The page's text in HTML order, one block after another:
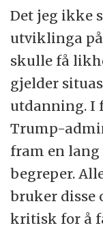
Det jeg ikke
utviklinga
skulle få
gjelder
utdanning. I
Trump-
fram en lang
begreper.
bruker disse
kritisk for å